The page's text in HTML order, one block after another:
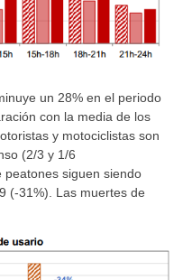
un 28% en el periodo
con la media de los
y motociclistas son
(2/3 y 1/6
peatones siguen siendo
(-31%). Las muertes de